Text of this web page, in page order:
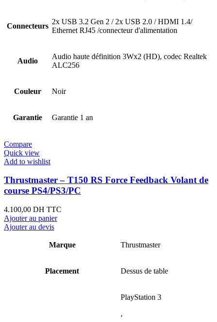
Connecteurs
2x USB 3.2 Gen 2 / 2x USB 2.0 / HDMI 1.4/
Ethernet RJ45 /connecteur d'alimentation
Audio
Audio haute définition 3Wx2 (HD), codec Realtek
ALC256
Couleur Noir
Garantie Garantie 1 an
Compare
Quick view
Add to wishlist
Thrustmaster – T150 RS Force Feedback Volant de
course PS4/PS3/PC
4.100,00 DH TTC
Ajouter au panier
Ajouter au devis
Marque Thrustmaster
Placement Dessus de table
PlayStation 3
,